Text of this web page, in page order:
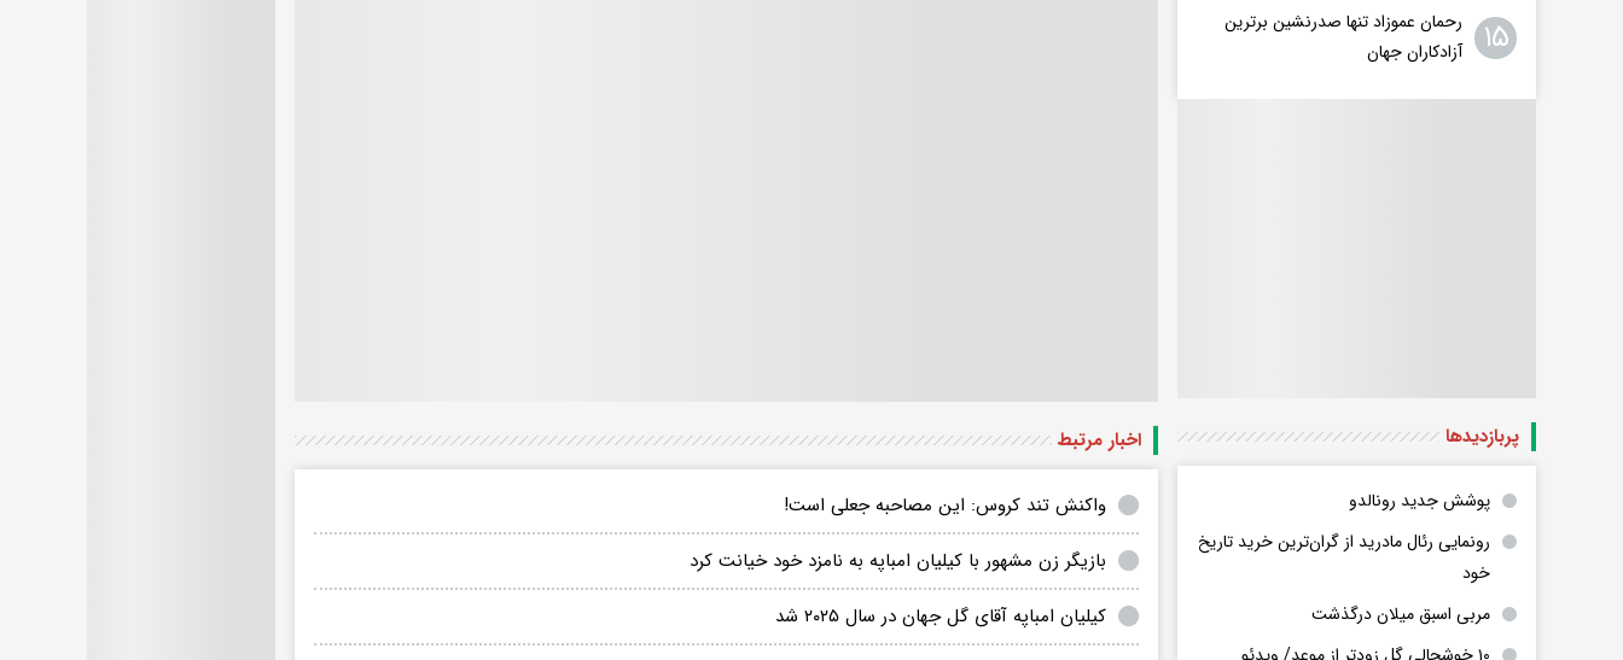
اخبار مرتبط
واکنش تند کروس: این مصاحبه جعلی است!
بازیگر زن مشهور با کیلیان امباپه به نامزد خود خیانت کرد
کیلیان امباپه آقای گل جهان در سال ۲۰۲۵ شد
۱۵
رحمان عموزاد تنها صدرنشین برترین
آزادکاران جهان
پربازدید‌ها
پوشش جدید رونالدو
رونمایی رئال مادرید از گران‌ترین خرید تاریخ
خود
مربی اسبق میلان درگذشت